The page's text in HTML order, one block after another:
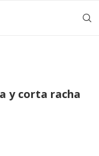
y corta racha